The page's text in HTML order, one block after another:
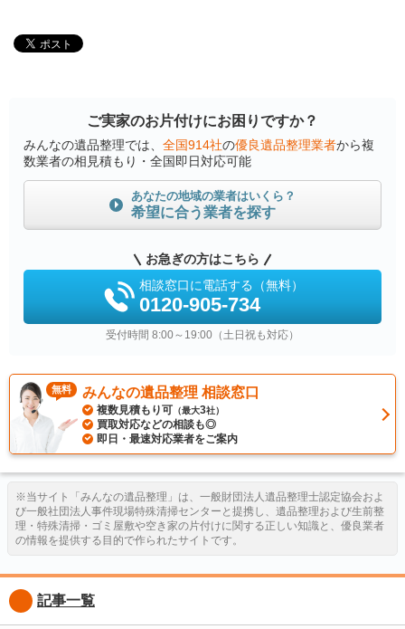
ご実家のお片付けにお困りですか？
みんなの遺品整理では、 全国914社の優良遺品整理業者から複
数業者の相見積もり・全国即日対応可能
あなたの地域の業者はいくら？
希望に合う業者を探す
お急ぎの方はこちら
相談窓口に電話する（無料）
0120-905-734
受付時間 8:00～19:00（土日祝も対応）
無料 みんなの遺品整理 相談窓口
複数見積もり可 （最大3社）
買取対応などの相談も◎
即日・最速対応業者をご案内
※当サイト「みんなの遺品整理」は、一般財団法人遺品整理士認定協会およ
び一般社団法人事件現場特殊清掃センターと提携し、遺品整理および生前整
理・特殊清掃・ゴミ屋敷や空き家の片付けに関する正しい知識と、優良業者
の情報を提供する目的で作られたサイトです。
記事一覧